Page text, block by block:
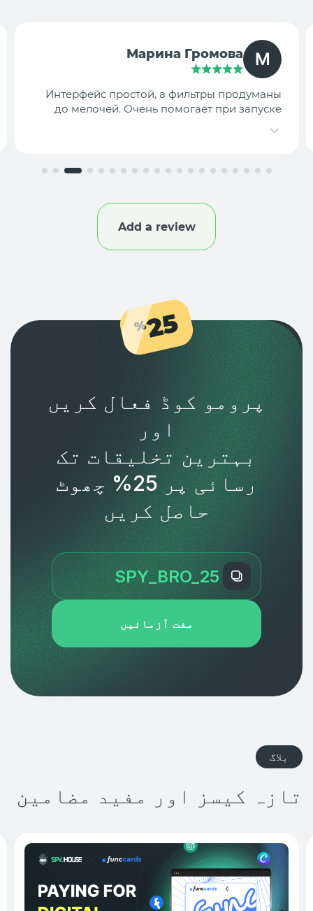
TargetLab Team
Собираем аналитику креативов по
конкурентам — теперь это занимает минуты,
Add a review
25
%
پرومو کوڈ فعال کریں
اور
بہترین تخلیقات تک
رسائی پر 25% چھوٹ
حاصل کریں
مفت آزمائیں
بلاگ
تازہ کیسز اور مفید مضامین